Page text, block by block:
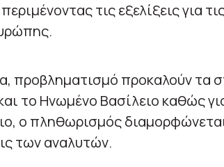
τις εξελίξεις για
προβληματισμό προκαλούν τα
το Ηνωμένο Βασίλειο καθώς
ο πληθωρισμός
των αναλυτών.